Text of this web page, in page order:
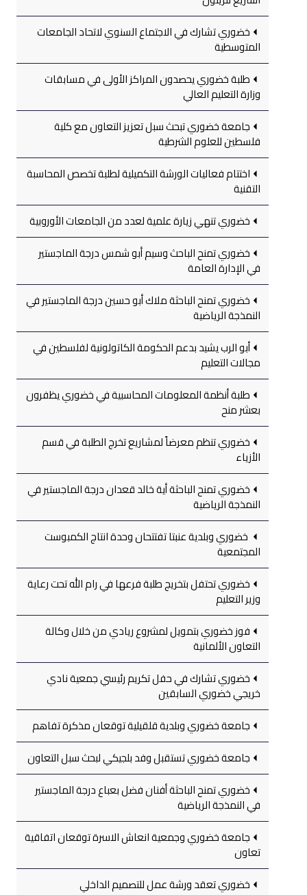
خضوري تشارك في الاجتماع السنوي لاتحاد الجامعات
المتوسطية
طلبة خضوري يحصدون المراكز الأولى في مسابقات
وزارة التعليم العالي
جامعة خضوري تبحث سبل تعزيز التعاون مع كلية
فلسطين للعلوم الشرطية
اختتام فعاليات الورشة التكميلية لطلبة تخصص المحاسبة
التقنية
خضوري تنهي زيارة علمية لعدد من الجامعات الأوروبية
خضوري تمنح الباحث وسيم أبو شمس درجة الماجستير
في الإدارة العامة
خضوري تمنح الباحثة ملاك أبو حسين درجة الماجستير في
النمذجة الرياضية
أبو الرب يشيد بدعم الحكومة الكاتولونية لفلسطين في
مجالات التعليم
طلبة أنظمة المعلومات المحاسبية في خضوري يظفرون
بعشر منح
خضوري تنظم معرضاً لمشاريع تخرج الطلبة في قسم
الأزياء
خضوري تمنح الباحثة أية خالد قعدان درجة الماجستير في
النمذجة الرياضية
خضوري وبلدية عنبتا تفتتحان وحدة انتاج الكمبوست
المجتمعية
خضوري تحتفل بتخريج طلبة فرعها في رام الله تحت رعاية
وزير التعليم
فوز خضوري بتمويل لمشروع ريادي من خلال وكالة
التعاون الألمانية
خضوري تشارك في حفل تكريم رئيسي جمعية نادي
خريجي خضوري السابقين
جامعة خضوري وبلدية قلقيلية توقعان مذكرة تفاهم
جامعة خضوري تستقبل وفد بلجيكي لبحث سبل التعاون
خضوري تمنح الباحثة أفنان فضل بعباع درجة الماجستير
في النمذجة الرياضية
جامعة خضوري وجمعية انعاش الاسرة توقعان اتفاقية
تعاون
خضوري تعقد ورشة عمل للتصميم الداخلي